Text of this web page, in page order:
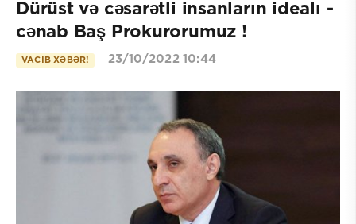
Dürüst və cəsarətli insanların idealı -
cənab Baş Prokurorumuz !
VACIB XƏBƏR! 23/10/2022 10:44